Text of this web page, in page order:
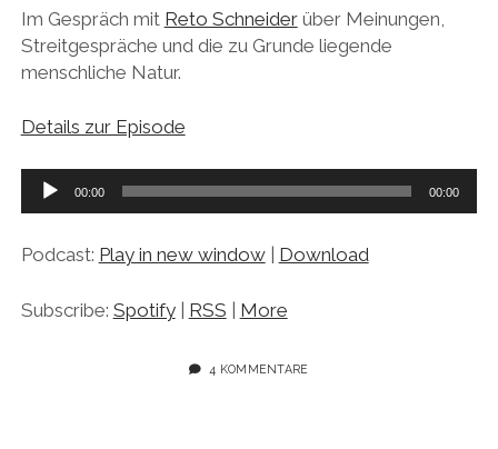
Im Gespräch mit Reto Schneiderüber Meinungen,
Streitgespräche und die zu Grunde liegende
menschliche Natur.
Details zur Episode
Audio-
00:00 00:00
Podcast: Play in new window| Download
Subscribe: Spotify| RSS | More
4 KOMMENTARE